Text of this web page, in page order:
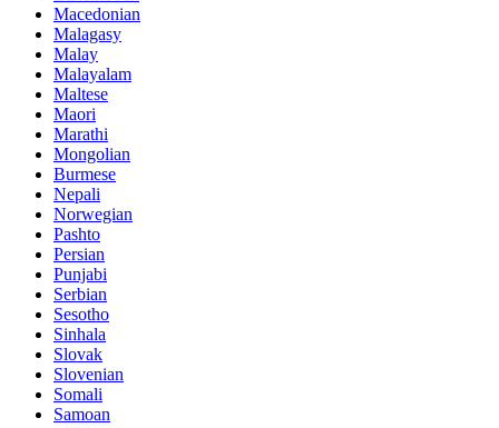
Macedonian
Malagasy
Malay
Malayalam
Maltese
Maori
Marathi
Mongolian
Burmese
Nepali
Norwegian
Pashto
Persian
Punjabi
Serbian
Sesotho
Sinhala
Slovak
Slovenian
Somali
Samoan